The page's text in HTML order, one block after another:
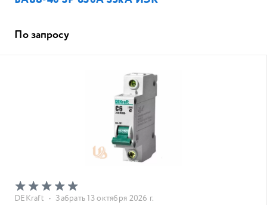
По запросу
DEKraft • Забрать 13 октября 2026 г.